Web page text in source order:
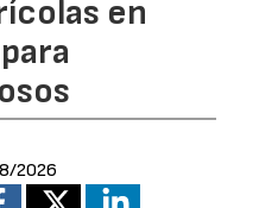
en
2026